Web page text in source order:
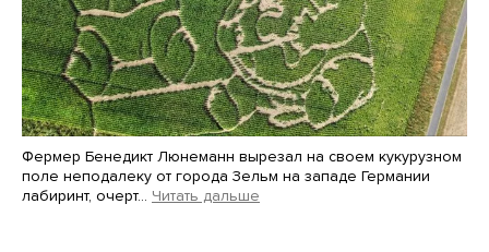
Фермер Бенедикт Люнеманн вырезал на своем кукурузном
поле неподалеку от города Зельм на западе Германии
лабиринт, очерт… Читать дальше